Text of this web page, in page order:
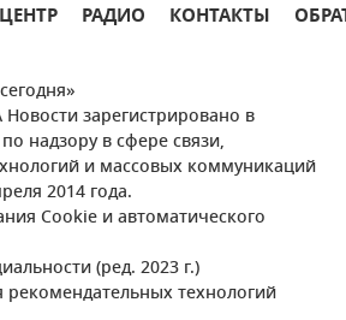
РАДИО КОНТАКТЫ
зарегистрировано в
надзору в сфере связи,
и массовых коммуникаций
2014 года.
Cookie и автоматического
(ред. 2023 г.)
технологий